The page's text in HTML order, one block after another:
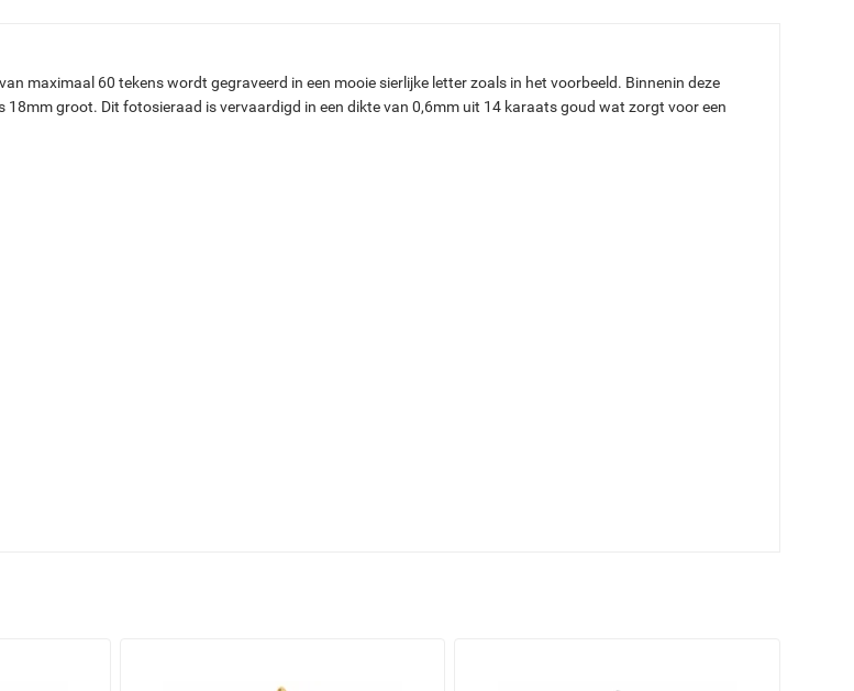
maximaal 60 tekens wordt gegraveerd in een mooie sierlijke letter zoals in het voorbeeld. Binnenin deze
groot. Dit fotosieraad is vervaardigd in een dikte van 0,6mm uit 14 karaats goud wat zorgt voor een